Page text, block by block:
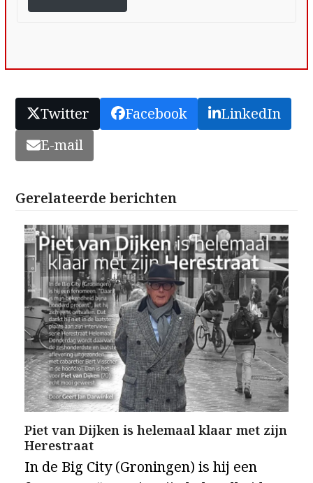
Twitter Facebook
LinkedIn
E-mail
Gerelateerde berichten
Piet van Dijken is helemaal klaar met zijn
Herestraat
In de Big City (Groningen) is hij een